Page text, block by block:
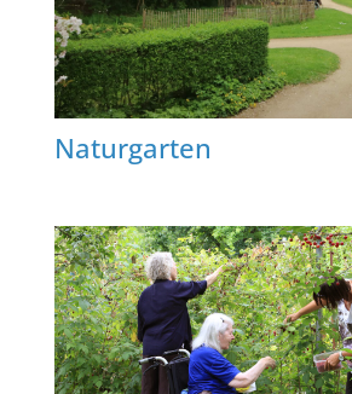
Naturgarten